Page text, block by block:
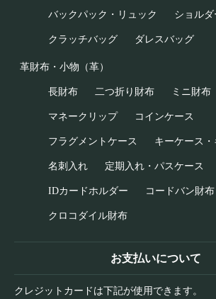
バックパック・リュック ショル
クラッチバッグ ダレスバッグ
革財布・小物（革）
長財布 二つ折り財布 ミニ財布
マネークリップ コインケース
フラグメントケース キーケース
名刺入れ 定期入れ・パスケース
IDカードホルダー コードバン財布
クロコダイル財布
お支払いについて
クレジットカードは下記が使用できます。